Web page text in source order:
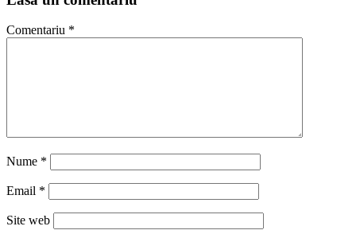
Comentariu *
Nume *
Email *
Site web